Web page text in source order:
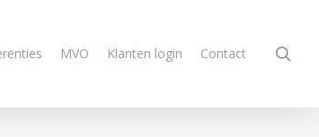
MVO Klanten login Contact